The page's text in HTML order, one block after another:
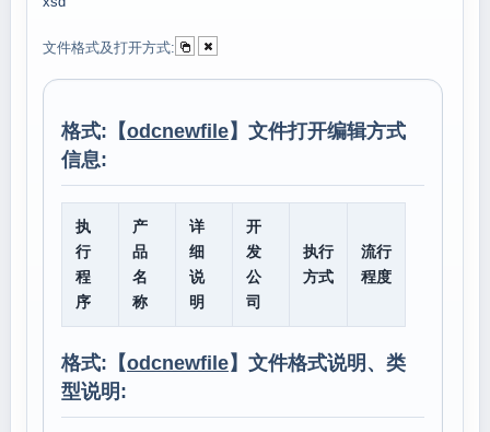
文件格式及打开方式:
格式:【odcnewfile】文件打开编辑方式
信息:
执
行
程
序
产
品
名
称
详
细
说
明
开
发
公
司
执行
方式
流行
程度
格式:【odcnewfile】文件格式说明、类
型说明: